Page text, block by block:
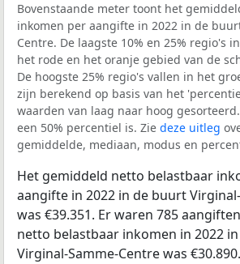
Bovenstaande meter toont het
inkomen per aangifte in 2022 in de
Centre. De laagste 10% en 25% regio's
het rode en het oranje gebied van de
De hoogste 25% regio's vallen in het
zijn berekend op basis van het
waarden van laag naar hoog
een 50% percentiel is. Zie deze uitleg
gemiddelde, mediaan, modus en
Het gemiddeld netto belastbaar
aangifte in 2022 in de buurt
was €39.351. Er waren 785
netto belastbaar inkomen in 2022
Virginal-Samme-Centre was